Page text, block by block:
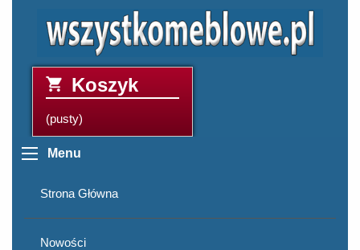
Koszyk
(pusty)
Menu
Strona Główna
Nowości